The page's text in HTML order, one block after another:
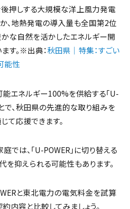
押しする大規模な洋上風力発電
、地熱発電の導入量も全国第2位
かな自然を活かしたエネルギー開
す。※出典：秋田県｜特集：すごい
能性
エネルギー100%を供給する「U-
で、秋田県の先進的な取り組みを
て応援できます。
では、「U-POWER」に切り替える
を抑えられる可能性もあります。
と東北電力の電気料金を試算
内容と比較してみましょう。